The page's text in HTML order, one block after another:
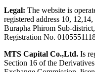
Legal: The website is
registered address 10,
Burapha Phirom Sub-
Registration No.
MTS Capital Co.,Ltd. Is
Section 16 of the